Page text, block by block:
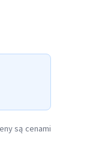
są cenami